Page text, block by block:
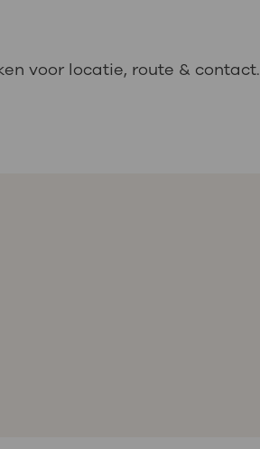
voor locatie, route & contact.